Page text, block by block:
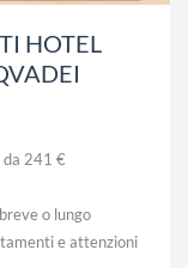
HOTEL
da 241 €
o lungo
e attenzioni